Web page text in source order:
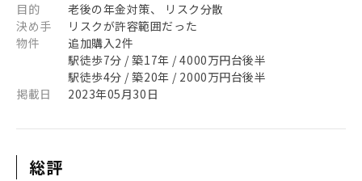
目的
老後の年金対策、 リスク分散
決め手
リスクが許容範囲だった
物件
追加購入2件
駅徒歩7分 / 築17年 / 4000万円台後半
駅徒歩4分 / 築20年 / 2000万円台後半
掲載日
2023年05月30日
総評